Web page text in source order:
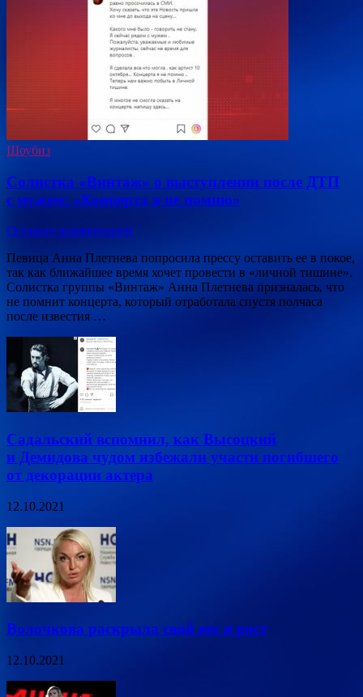
Шоубиз
Солистка «Винтаж» о выступлении после ДТП
с мужем: «Концерта я не помню»
Оставьте комментарий
Певица Анна Плетнева попросила прессу оставить ее в покое,
так как ближайшее время хочет провести в «личной тишине».
Солистка группы «Винтаж» Анна Плетнева призналась, что
не помнит концерта, который отработала спустя полчаса
после известия …
Садальский вспомнил, как Высоцкий
и Демидова чудом избежали участи погибшего
от декорации актера
12.10.2021
Волочкова раскрыла свой вес и рост
12.10.2021